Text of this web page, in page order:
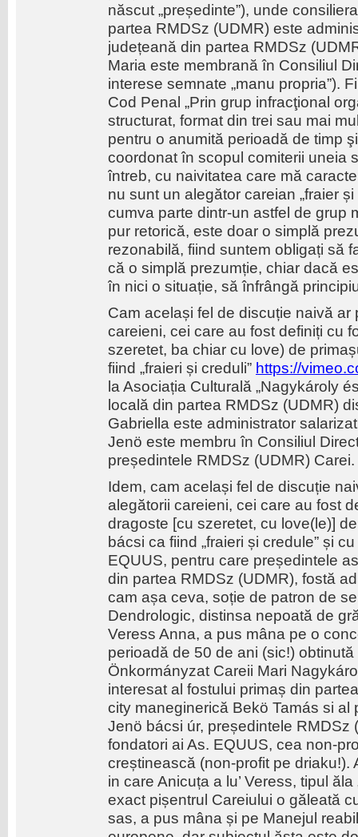
născut „președinte”), unde
partea RMDSz (UDMR) este
județeană din partea RMDSz
Maria este membrană în Consiliul
interese semnate „manu propria”).
Cod Penal „Prin grup infracţional
structurat, format din trei sau mai
pentru o anumită perioadă de timp
coordonat în scopul comiterii uneia
întreb, cu naivitatea care mă
nu sunt un alegător careian „fraier
cumva parte dintr-un astfel de grup
pur retorică, este doar o simplă
rezonabilă, fiind suntem obligați să
că o simplă prezumție, chiar dacă
în nici o situație, să înfrângă
Cam același fel de discuție naivă ar
careieni, cei care au fost definiți cu
szeretet, ba chiar cu love) de
fiind „fraieri și creduli” https://
la Asociația Culturală „Nagykároly
locală din partea RMDSz (UDMR)
Gabriella este administrator
Jenö este membru în Consiliul
președintele RMDSz (UDMR) Carei.
Idem, cam același fel de discuție
alegătorii careieni, cei care au fost
dragoste [cu szeretet, cu love(le)]
bácsi ca fiind „fraieri și credule” și
EQUUS, pentru care președintele
din partea RMDSz (UDMR), fostă
cam așa ceva, soție de patron de
Dendrologic, distinsa nepoată de
Veress Anna, a pus mâna pe o
perioadă de 50 de ani (sic!)
Önkormányzat Careii Mari
interesat al fostului primaș din
city maneginerică Bekö Tamás si
Jenö bácsi úr, președintele RMDSz
fondatori ai As. EQUUS, cea non-
creștinească (non-profit pe driaku!).
in care Anicuța a lu’ Veress, tipul
exact pișentrul Careiului o găleată
sas, a pus mâna și pe Manejul